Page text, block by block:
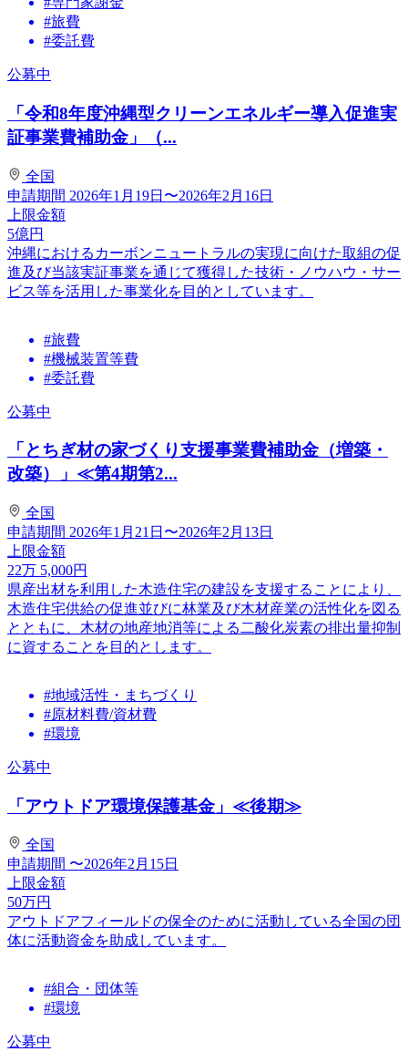
#旅費
#委託費
公募中
「令和8年度沖縄型クリーンエネルギー導入促進実
証事業費補助金」（...
全国
申請期間 2026年1月19日〜2026年2月16日
上限金額
5億円
沖縄におけるカーボンニュートラルの実現に向けた取組の促
進及び当該実証事業を通じて獲得した技術・ノウハウ・サー
ビス等を活用した事業化を目的としています。
#旅費
#機械装置等費
#委託費
公募中
「とちぎ材の家づくり支援事業費補助金（増築・
改築）」≪第4期第2...
全国
申請期間 2026年1月21日〜2026年2月13日
上限金額
22万 5,000円
県産出材を利用した木造住宅の建設を支援することにより、
木造住宅供給の促進並びに林業及び木材産業の活性化を図る
とともに、木材の地産地消等による二酸化炭素の排出量抑制
に資することを目的とします。
#地域活性・まちづくり
#原材料費/資材費
#環境
公募中
「アウトドア環境保護基金」≪後期≫
全国
申請期間 〜2026年2月15日
上限金額
50万円
アウトドアフィールドの保全のために活動している全国の団
体に活動資金を助成しています。
#組合・団体等
#環境
公募中